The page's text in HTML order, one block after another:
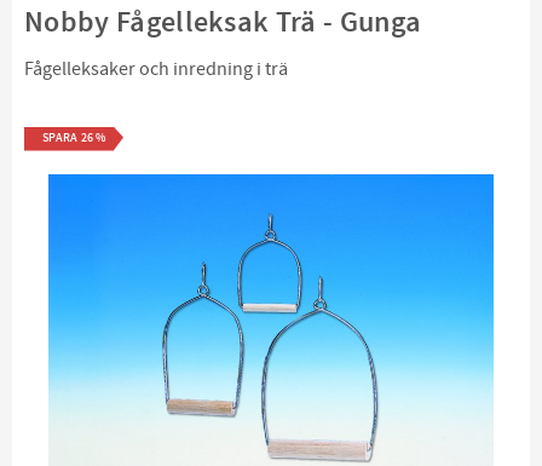
Nobby Fågelleksak Trä - Gunga
Fågelleksaker och inredning i trä
SPARA 26%